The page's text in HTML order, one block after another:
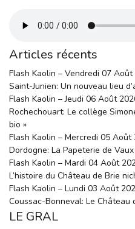
Articles récents
Flash Kaolin – Vendredi 07
Saint-Junien: Un nouveau lieu
Flash Kaolin – Jeudi 06 Août
Rochechouart: Le collège
bio »
Flash Kaolin – Mercredi 05 Août
Dordogne: La Papeterie de
Flash Kaolin – Mardi 04 Août
L’histoire du Château de Brie
Flash Kaolin – Lundi 03 Août
Coussac-Bonneval: Le
LE GRAL